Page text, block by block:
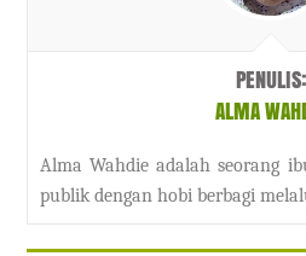
PENULIS:
ALMA
Alma Wahdie adalah seorang
publik dengan hobi berbagi